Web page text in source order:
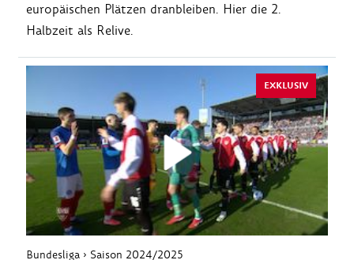
europäischen Plätzen dranbleiben. Hier die 2.
Halbzeit als Relive.
EXKLUSIV
Bundesliga › Saison 2024/2025